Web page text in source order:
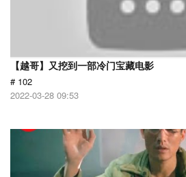
【越哥】又挖到一部冷门宝藏电影
# 102
2022-03-28 09:53